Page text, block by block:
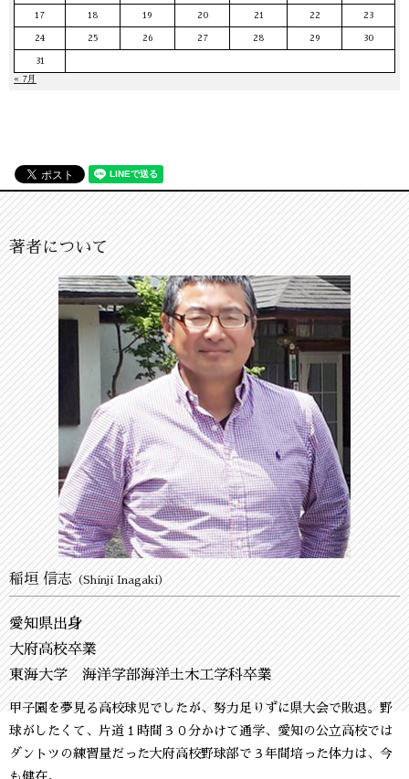
17 18 19 20 21 22 23
24 25 26 27 28 29 30
31
« 7月
著者について
稲垣 信志（Shinji Inagaki）
愛知県出身
大府高校卒業
東海大学 海洋学部海洋土木工学科卒業
甲子園を夢見る高校球児でしたが、努力足りずに県大会で敗退。野
球がしたくて、片道１時間３０分かけて通学、愛知の公立高校では
ダントツの練習量だった大府高校野球部で３年間培った体力は、今
も健在。